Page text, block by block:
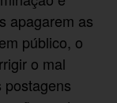
apagarem as
público, o
o mal
postagens